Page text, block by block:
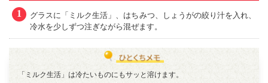
1
グラスに「ミルク生活」、はちみつ、しょうがの絞り汁を入れ、
冷水を少しずつ注ぎながら混ぜます。
「ミルク生活」は冷たいものにもサッと溶けます。